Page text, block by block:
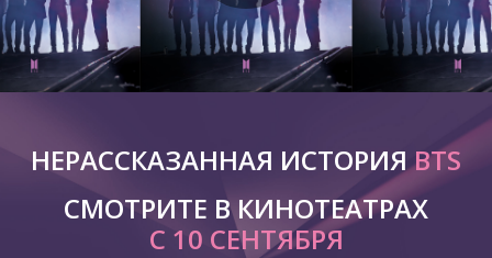
НЕРАССКАЗАННАЯ ИСТОРИЯBTS
СМОТРИТЕ В КИНОТЕАТРАХ
C 10 СЕНТЯБРЯ